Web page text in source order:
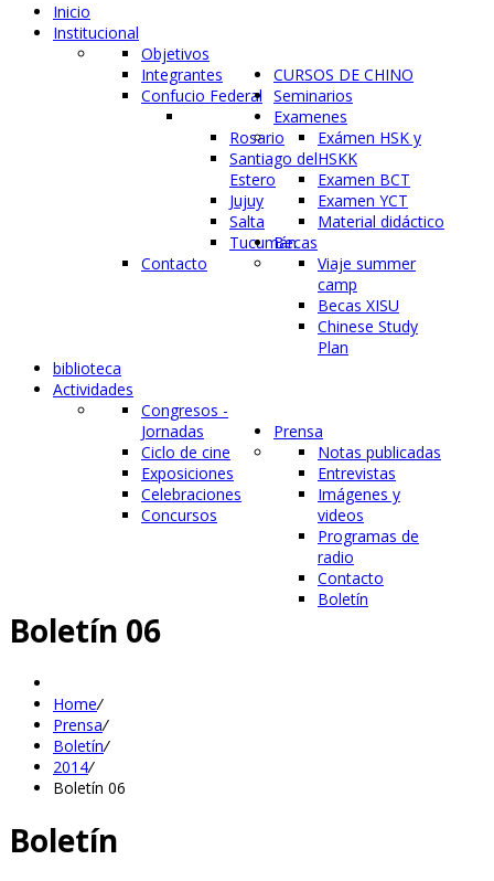
Inicio
Institucional
Objetivos
Integrantes
Confucio Federal
Rosario
Santiago del
Estero
Jujuy
Salta
Tucumán
Contacto
CURSOS DE CHINO
Seminarios
Examenes
Exámen HSK y
HSKK
Examen BCT
Examen YCT
Material didáctico
Becas
Viaje summer
camp
Becas XISU
Chinese Study
Plan
biblioteca
Actividades
Congresos -
Jornadas
Ciclo de cine
Exposiciones
Celebraciones
Concursos
Prensa
Notas publicadas
Entrevistas
Imágenes y
videos
Programas de
radio
Contacto
Boletín
Boletín 06
Home/
Prensa/
Boletín/
2014/
Boletín 06
Boletín